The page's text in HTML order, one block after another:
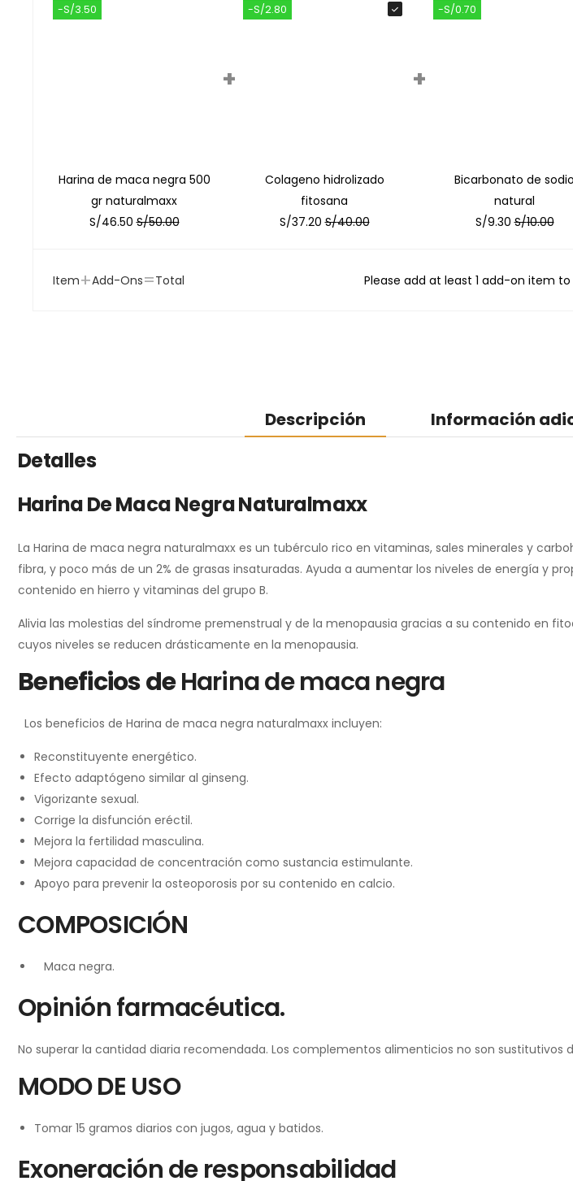
-S/3.50
Harina de maca negra 500
gr naturalmaxx
S/46.50 S/50.00
+
-S/2.80
Colageno hidrolizado
fitosana
S/37.20 S/40.00
+
-S/0.70
Bicarbonato de sodio
natural
S/9.30 S/10.00
Item+Add-Ons=Total Please add at least 1 add-on item
Descripción Información
Detalles
Harina De Maca Negra Naturalmaxx
La Harina de maca negra naturalmaxx es un tubérculo rico en vitaminas, sales minerales y
fibra, y poco más de un 2% de grasas insaturadas. Ayuda a aumentar los niveles de energía y
contenido en hierro y vitaminas del grupo B.
Alivia las molestias del síndrome premenstrual y de la menopausia gracias a su contenido en
cuyos niveles se reducen drásticamente en la menopausia.
Beneficios deHarina de maca negra
Los beneficios de Harina de maca negra naturalmaxx incluyen:
Reconstituyente energético.
Efecto adaptógeno similar al ginseng.
Vigorizante sexual.
Corrige la disfunción eréctil.
Mejora la fertilidad masculina.
Mejora capacidad de concentración como sustancia estimulante.
Apoyo para prevenir la osteoporosis por su contenido en calcio.
COMPOSICIÓN
Maca negra.
Opinión farmacéutica.
No superar la cantidad diaria recomendada. Los complementos alimenticios no son sustitutivos
MODO DE USO
Tomar 15 gramos diarios con jugos, agua y batidos.
Exoneración de responsabilidad